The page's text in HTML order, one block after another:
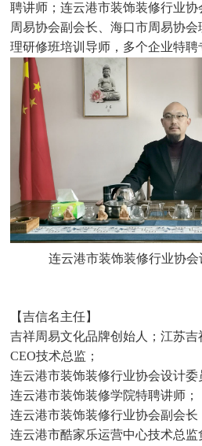
聘讲师；连云港市装饰装修行业
周易协会副会长、海口市周易协
理研修班培训导师，多个企业特聘
连云港市装饰装修行业协
【吉信名主任】
吉祥周易文化品牌创始人；江苏吉
CEO技术总监；
连云港市装饰装修行业协会设计委
连云港市装饰装修学院特聘讲师；
连云港市装饰装修行业协会副会长
连云港市酷家乐运营中心技术总监